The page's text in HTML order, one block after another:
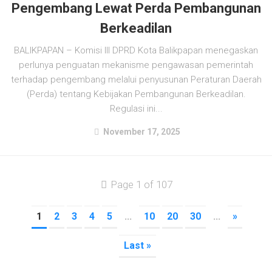
Pengembang Lewat Perda Pembangunan
Berkeadilan
BALIKPAPAN – Komisi III DPRD Kota Balikpapan menegaskan
perlunya penguatan mekanisme pengawasan pemerintah
terhadap pengembang melalui penyusunan Peraturan Daerah
(Perda) tentang Kebijakan Pembangunan Berkeadilan.
Regulasi ini...
November 17, 2025
Page 1 of 107
1 2 3 4 5 ... 10 20 30 ... »
Last »